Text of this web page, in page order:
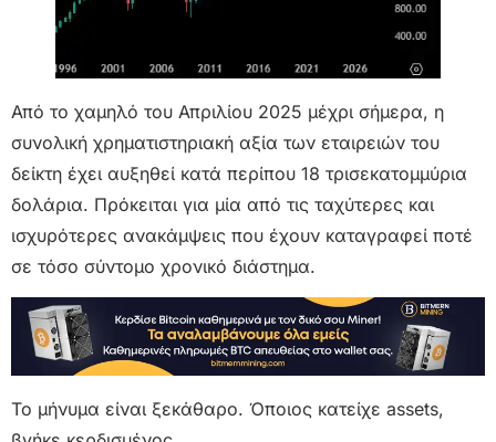
Από το χαμηλό του Απριλίου 2025 μέχρι σήμερα, η
συνολική χρηματιστηριακή αξία των εταιρειών του
δείκτη έχει αυξηθεί κατά περίπου 18 τρισεκατομμύρια
δολάρια. Πρόκειται για μία από τις ταχύτερες και
ισχυρότερες ανακάμψεις που έχουν καταγραφεί ποτέ
σε τόσο σύντομο χρονικό διάστημα.
Το μήνυμα είναι ξεκάθαρο. Όποιος κατείχε assets,